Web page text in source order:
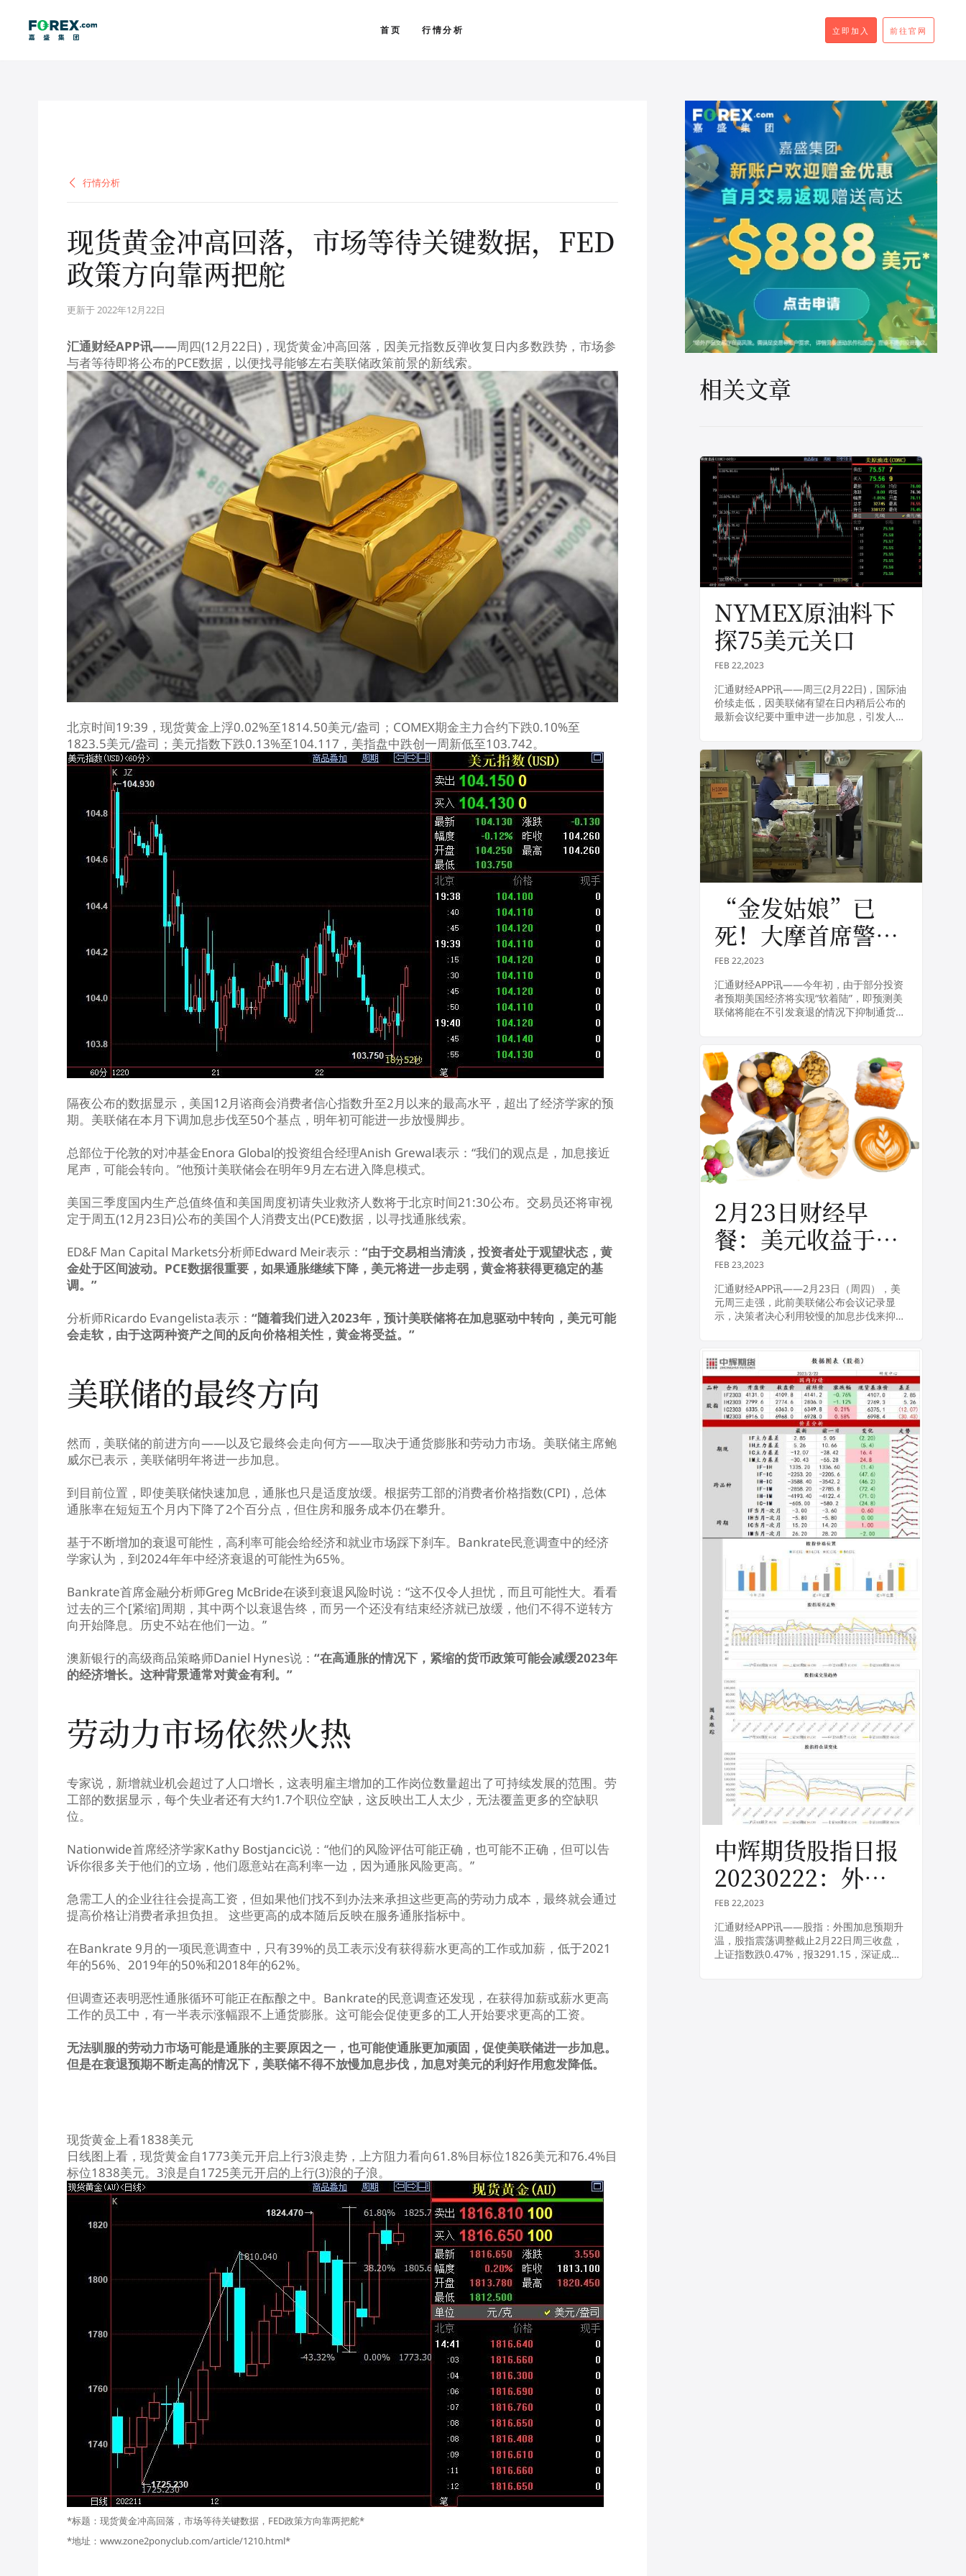
首页 行情分析 立即加入 前往官网
行情分析
行情分析
现货黄金冲高回落，市场等待关键数据，FED
政策方向靠两把舵
更新于 2022年12月22日
汇通财经APP讯——周四(12月22日)， 现货黄金冲高回落，因美元指数反弹收复日内多数跌势，市场参
与者等待即将公布的PCE数据，以便找寻能够左右美联储政策前景的新线索。
北京时间19:39， 现货黄金 上浮0.02%至1814.50美元/盎司；COMEX期金主力合约下跌0.10%至
1823.5美元/盎司； 美元指数下跌0.13%至104.117，美指盘中跌创一周新低至103.742。
隔夜公布的数据显示，美国12月谘商会消费者信心指数升至2月以来的最高水平，超出了经济学家的预
期。美联储在本月下调加息步伐至50个基点，明年初可能进一步放慢脚步。
总部位于伦敦的对冲基金Enora Global的投资组合经理Anish Grewal表示：“我们的观点是，加息接近
尾声，可能会转向。”他预计美联储会在明年9月左右进入降息模式。
美国三季度国内生产总值终值和美国周度初请失业救济人数将于北京时间21:30公布。交易员还将审视
定于周五(12月23日)公布的美国个人消费支出(PCE)数据，以寻找通胀线索。
ED&F Man Capital Markets分析师Edward Meir表示： “由于交易相当清淡，投资者处于观望状态，黄
金处于区间波动。PCE数据很重要，如果通胀继续下降，美元将进一步走弱，黄金将获得更稳定的基
调。”
分析师Ricardo Evangelista表示： “随着我们进入2023年，预计美联储将在加息驱动中转向，美元可能
会走软，由于这两种资产之间的反向价格相关性，黄金将受益。”
美联储的最终方向
然而，美联储的前进方向——以及它最终会走向何方——取决于通货膨胀和劳动力市场。美联储主席鲍
威尔已表示，美联储明年将进一步加息。
到目前位置，即使美联储快速加息，通胀也只是适度放缓。根据劳工部的消费者价格指数(CPI)，总体
通胀率在短短五个月内下降了2个百分点，但住房和服务成本仍在攀升。
基于不断增加的衰退可能性，高利率可能会给经济和就业市场踩下刹车。Bankrate民意调查中的经济
学家认为，到2024年年中经济衰退的可能性为65%。
Bankrate首席金融分析师Greg McBride在谈到衰退风险时说：“这不仅令人担忧，而且可能性大。看看
过去的三个[紧缩]周期，其中两个以衰退告终，而另一个还没有结束经济就已放缓，他们不得不逆转方
向开始降息。历史不站在他们一边。”
澳新银行的高级商品策略师Daniel Hynes说： “在高通胀的情况下，紧缩的货币政策可能会减缓2023年
的经济增长。这种背景通常对黄金有利。”
劳动力市场依然火热
专家说，新增就业机会超过了人口增长，这表明雇主增加的工作岗位数量超出了可持续发展的范围。劳
工部的数据显示，每个失业者还有大约1.7个职位空缺，这反映出工人太少，无法覆盖更多的空缺职
位。
Nationwide首席经济学家Kathy Bostjancic说：“他们的风险评估可能正确，也可能不正确，但可以告
诉你很多关于他们的立场，他们愿意站在高利率一边，因为通胀风险更高。”
急需工人的企业往往会提高工资，但如果他们找不到办法来承担这些更高的劳动力成本，最终就会通过
提高价格让消费者承担负担。 这些更高的成本随后反映在服务通胀指标中。
在Bankrate 9月的一项民意调查中，只有39%的员工表示没有获得薪水更高的工作或加薪，低于2021
年的56%、2019年的50%和2018年的62%。
但调查还表明恶性通胀循环可能正在酝酿之中。Bankrate的民意调查还发现，在获得加薪或薪水更高
工作的员工中，有一半表示涨幅跟不上通货膨胀。这可能会促使更多的工人开始要求更高的工资。
无法驯服的劳动力市场可能是通胀的主要原因之一，也可能使通胀更加顽固，促使美联储进一步加息。
但是在衰退预期不断走高的情况下，美联储不得不放慢加息步伐，加息对美元的利好作用愈发降低。
现货黄金 上看1838美元
日线图上看， 现货黄金自1773美元开启上行3浪走势，上方阻力看向61.8%目标位1826美元和76.4%目
标位1838美元。3浪是自1725美元开启的上行(3)浪的子浪。
*标题：现货黄金冲高回落，市场等待关键数据，FED政策方向靠两把舵*
*地址：www.zone2ponyclub.com/article/1210.html*
相关文章
NYMEX原油料下
探75美元关口
FEB 22,2023
汇通财经APP讯——周三(2月22日)，国际油
价续走低，因美联储有望在日内稍后公布的
最新会议纪要中重申进一步加息，引发人们
“金发姑娘”已
死！大摩首席警
告：美国经济硬着
陆风险在增加
FEB 22,2023
汇通财经APP讯——今年初，由于部分投资
者预期美国经济将实现“软着陆”，即预测美
联储将能在不引发衰退的情况下抑制通货膨
特（L...
2月23日财经早
餐：美元收益于美
联储加息暗示走
强，高通胀风险引
发原油需求忧虑
FEB 23,2023
汇通财经APP讯——2月23日（周四），美
元周三走强，此前美联储公布会议记录显
示，决策者决心利用较慢的加息步伐来抑制
将意味着...
中辉期货股指日报
20230222：外围
加息预期升温，股
指震荡调整
FEB 22,2023
汇通财经APP讯——股指：外围加息预期升
温，股指震荡调整截止2月22日周三收盘，
上证指数跌0.47%，报3291.15，深证成指